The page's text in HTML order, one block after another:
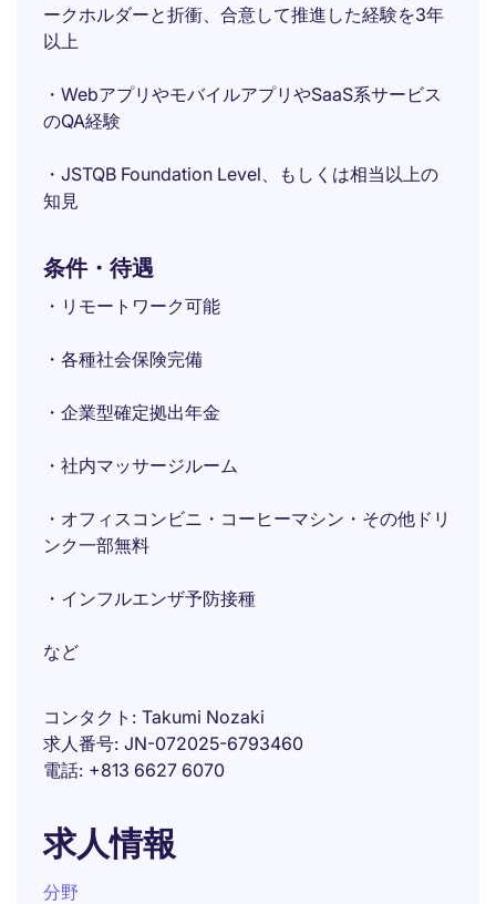
ークホルダーと折衝、合意して推進した経験を3年
以上
・WebアプリやモバイルアプリやSaaS系サービス
のQA経験
・JSTQB Foundation Level、もしくは相当以上の
知見
条件・待遇
・リモートワーク可能
・各種社会保険完備
・企業型確定拠出年金
・社内マッサージルーム
・オフィスコンビニ・コーヒーマシン・その他ドリ
ンク一部無料
・インフルエンザ予防接種
など
コンタクト
Takumi Nozaki
求人番号 JN-072025-6793460
電話 +813 6627 6070
求人情報
分野